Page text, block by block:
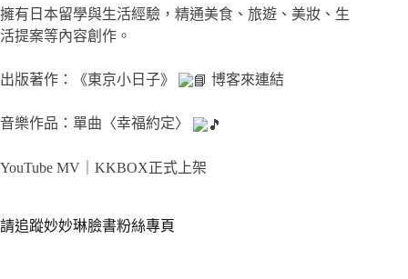
擁有日本留學與生活經驗，精通美食、旅遊、美妝、生
活提案等內容創作。
出版著作：《東京小日子》 博客來連結
音樂作品：單曲〈幸福約定〉
YouTube MV｜ KKBOX正式上架
請追蹤妙妙琳臉書粉絲專頁